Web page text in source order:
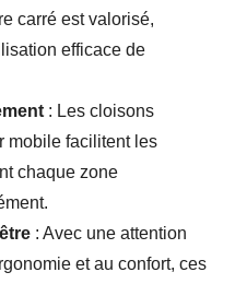
carré est valorisé,
efficace de
: Les cloisons
mobile facilitent les
chaque zone
: Avec une attention
et au confort, ces